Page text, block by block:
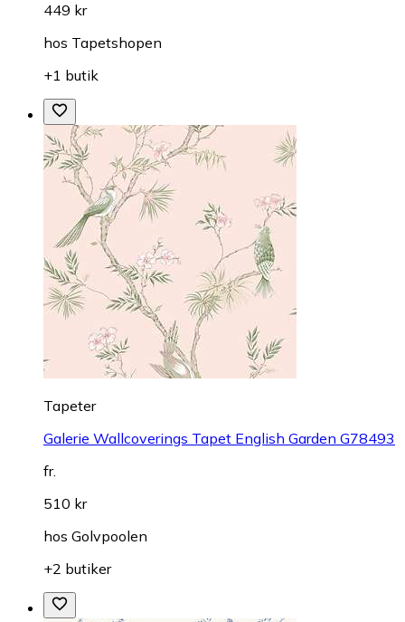
449 kr
hos Tapetshopen
+1 butik
Tapeter
Galerie Wallcoverings Tapet English Garden G78493
fr.
510 kr
hos Golvpoolen
+2 butiker